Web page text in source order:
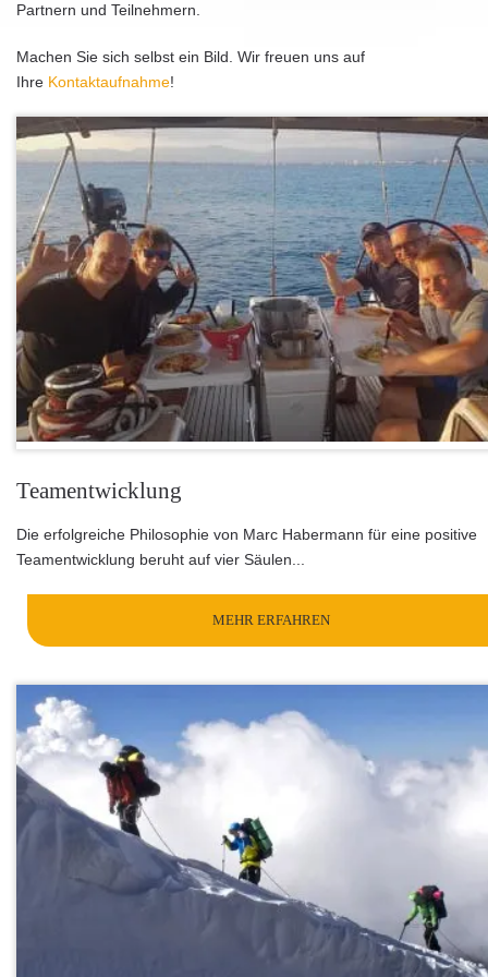
Partnern und Teilnehmern.
Machen Sie sich selbst ein Bild. Wir freuen uns auf
Ihre Kontaktaufnahme!
Teamentwicklung
Die erfolgreiche Philosophie von Marc Habermann für eine positive
Teamentwicklung beruht auf vier Säulen...
MEHR ERFAHREN